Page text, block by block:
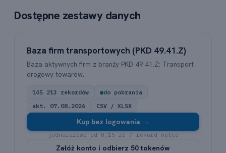
Dostępne zestawy danych
Baza firm transportowych (PKD 49.41.Z)
Baza aktywnych firm z branży PKD 49.41.Z: Transport
drogowy towarów.
145 213 rekordów ●do pobrania
akt. 07.08.2026
CSV / XLSX
Kup bez logowania →
jednorazowo od 0,15 zł / rekord netto
Załóż konto i odbierz 50 tokenów